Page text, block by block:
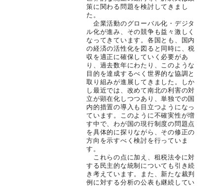
策に関わる問題を検討してきまし
た。
企業活動のグローバル化・デジタ
ル化が進み、その競争も益々激しく
なってきています。各国とも、国内
の経済の活性化を図ると同時に、税
収を適正に確保していく必要があ
り、過去数年にわたり、このような
目的を達成するべく世界的な協調と
取り組みが進展してきました。しか
し最近では、改めて南北の利害の対
立が顕在化しつつあり、単独での国
内的措置の導入も目立つようになっ
ています。このように不確実性が増
す中で、わが国の現行制度の問題点
を具体的に探りながら、その修正の
方向を示すべく検討を行っていま
す。
これらの点に加え、租税法令に対
する民主的な統制についても引き続
き考えています。また、新たな裁判
例に対する分析の公表も継続してい